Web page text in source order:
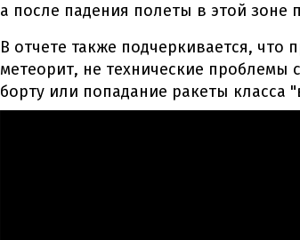
а после падения полеты в этой зоне
В отчете также подчеркивается, что
метеорит, не технические проблемы
борту или попадание ракеты класса